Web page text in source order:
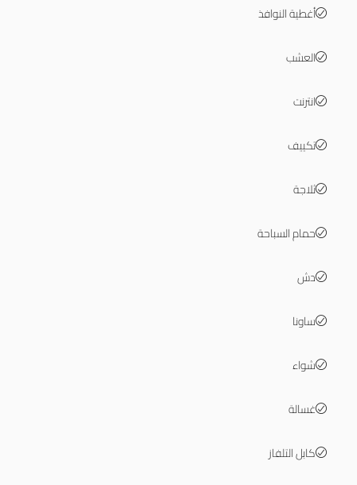
أغطية النوافذ
العشب
انترنت
تكييف
ثلاجة
حمام السباحة
دش
ساونا
شواء
غسالة
كابل التلفاز